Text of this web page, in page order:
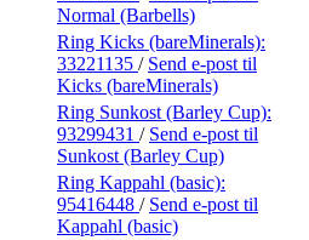
Normal (Barbells)
Ring Kicks (bareMinerals):
33221135 / Send e-post til
Kicks (bareMinerals)
Ring Sunkost (Barley Cup):
93299431 / Send e-post til
Sunkost (Barley Cup)
Ring Kappahl (basic):
95416448 / Send e-post til
Kappahl (basic)